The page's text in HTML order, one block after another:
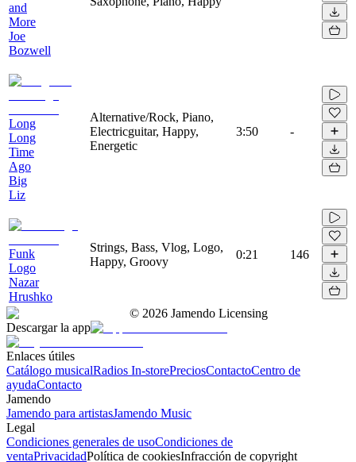
and
More
Joe
Bozwell
Long
Long
Time
Ago
Big
Liz
Alternative/Rock, Piano,
Electricguitar, Happy,
Energetic
3:50 -
Funk
Logo
Nazar
Hrushko
Strings, Bass, Vlog, Logo,
Happy, Groovy
0:21 146
© 2026 Jamendo Licensing
Descargar la app
Enlaces útiles
Catálogo musicalRadios In-storePreciosContactoCentro de
ayudaContacto
Jamendo
Jamendo para artistasJamendo Music
Legal
Condiciones generales de usoCondiciones de
ventaPrivacidadPolítica de cookiesInfracción de copyright